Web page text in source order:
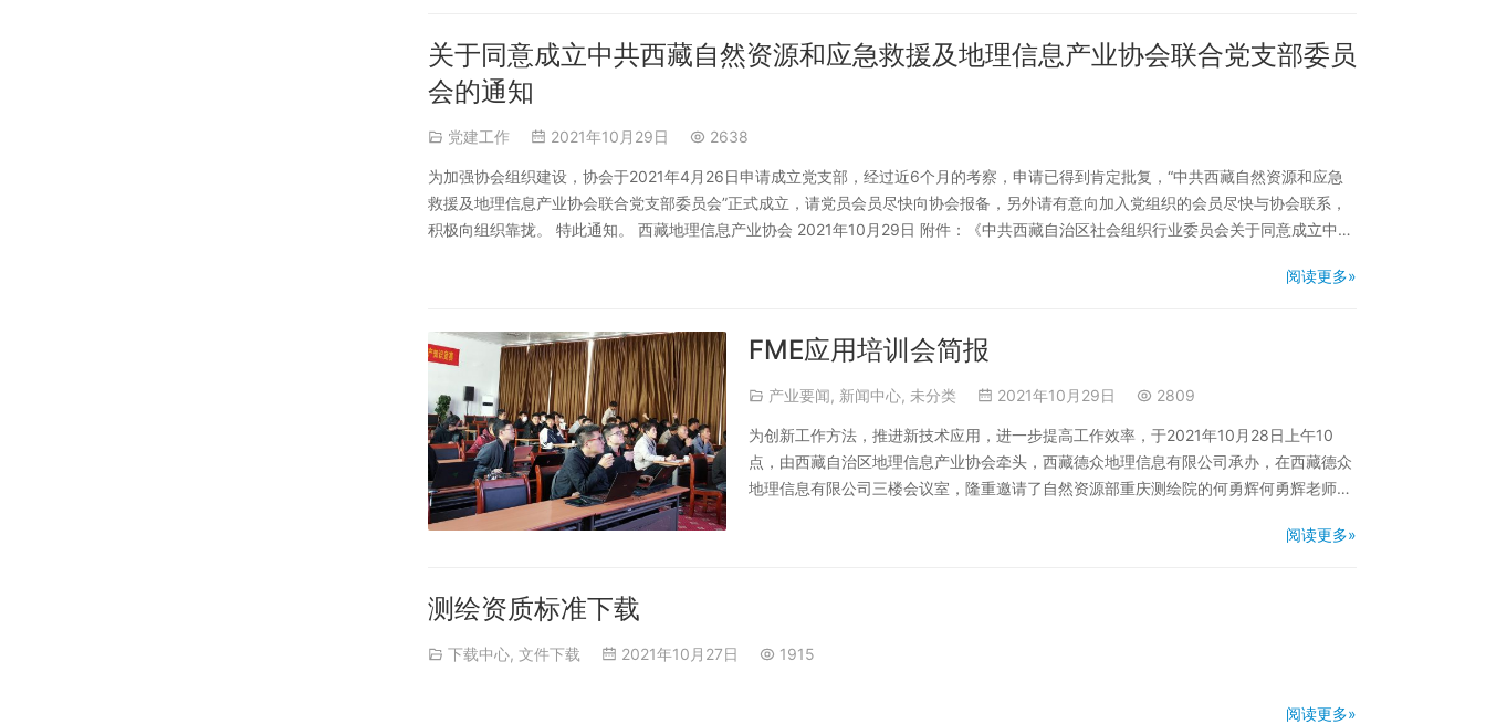
关于同意成立中共西藏自然资源和应急救援及地理信息产业协会联合党支部委员
会的通知
党建工作 2021年10月29日 2638
为加强协会组织建设，协会于2021年4月26日申请成立党支部，经过近6个月的考察，申请已得到肯定批复，“中共西藏自然资源和应急
救援及地理信息产业协会联合党支部委员会”正式成立，请党员会员尽快向协会报备，另外请有意向加入党组织的会员尽快与协会联系，
积极向组织靠拢。 特此通知。 西藏地理信息产业协会 2021年10月29日 附件：《中共西藏自治区社会组织行业委员会关于同意成立中共
阅读更多»
FME应用培训会简报
产业要闻, 新闻中心, 未分类 2021年10月29日 2809
为创新工作方法，推进新技术应用，进一步提高工作效率，于2021年10月28日上午10
点，由西藏自治区地理信息产业协会牵头，西藏德众地理信息有限公司承办，在西藏德众
地理信息有限公司三楼会议室，隆重邀请了自然资源部重庆测绘院的何勇辉何勇辉老师，
司、西藏职业技术学院、西藏广宏测绘工程有限责任公司、西藏德源规划勘测有限公司…
阅读更多»
测绘资质标准下载
下载中心, 文件下载 2021年10月27日 1915
阅读更多»